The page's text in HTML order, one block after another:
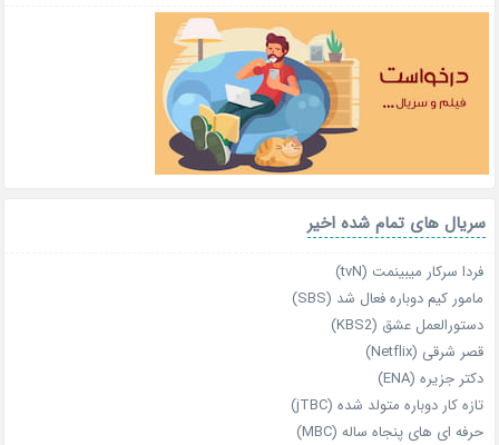
سریال های تمام شده اخیر
فردا سرکار میبینمت (tvN)
مامور کیم دوباره فعال شد (SBS)
دستورالعمل عشق (KBS2)
قصر شرقی (Netflix)
دکتر جزیره (ENA)
تازه‌ کار دوباره‌ متولد شده (jTBC)
حرفه‌ ای‌ های پنجاه‌ ساله (MBC)